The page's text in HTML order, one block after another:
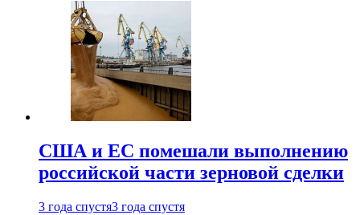
США и ЕС помешали выполнению
российской части зерновой сделки
3 года спустя3 года спустя